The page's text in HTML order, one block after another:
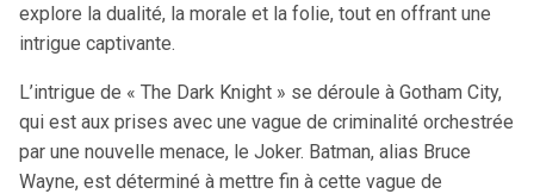
explore la dualité, la morale et la folie, tout en offrant une
intrigue captivante.
L’intrigue de « The Dark Knight » se déroule à Gotham City,
qui est aux prises avec une vague de criminalité orchestrée
par une nouvelle menace, le Joker. Batman, alias Bruce
Wayne, est déterminé à mettre fin à cette vague de